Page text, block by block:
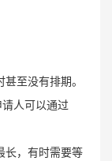
至没有排期。
人可以通过
长，有时需要等